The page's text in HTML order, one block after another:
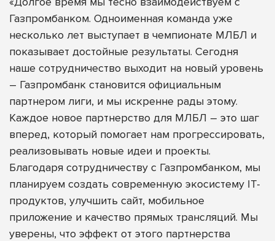
Газпромбанком. Одноименная команда уже
несколько лет выступает в чемпионате МЛБЛ и
показывает достойные результаты. Сегодня
наше сотрудничество выходит на новый уровень
– Газпромбанк становится официальным
партнером лиги, и мы искренне рады этому.
Каждое новое партнерство для МЛБЛ – это шаг
вперед, который помогает нам прогрессировать,
реализовывать новые идеи и проекты.
Благодаря сотрудничеству с Газпромбанком, мы
планируем создать современную экосистему IT-
продуктов, улучшить сайт, мобильное
приложение и качество прямых трансляций. Мы
уверены, что эффект от этого партнерства